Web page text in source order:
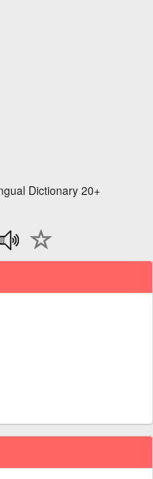
Dictionary 20+